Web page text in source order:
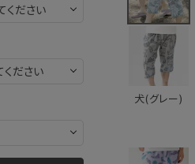
犬(グレー)